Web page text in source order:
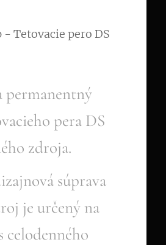
Tetovacie pero DS
permanentný
pera DS
zdroja.
súprava
je určený na
celodenného